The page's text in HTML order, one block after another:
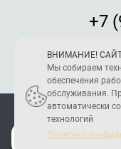
+7
Мы
ВНИМАНИЕ! САЙТ
Мы собираем
обеспечения
обслуживания.
автоматически
технологий
Политика